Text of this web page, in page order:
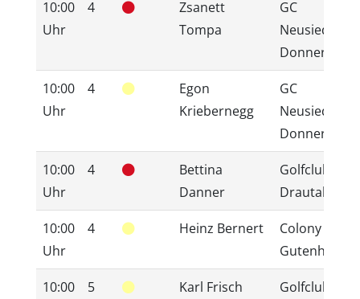
10:00
Uhr
4
Zsanett
Tompa
GC
10:00
Uhr
4
Egon
Kriebernegg
GC
10:00
Uhr
4
Bettina
Danner
Golfclub
Drautal/Berg
10:00
Uhr
4 Heinz Bernert
Colony Club
Gutenhof
10:00
5 Karl Frisch
Golfclub